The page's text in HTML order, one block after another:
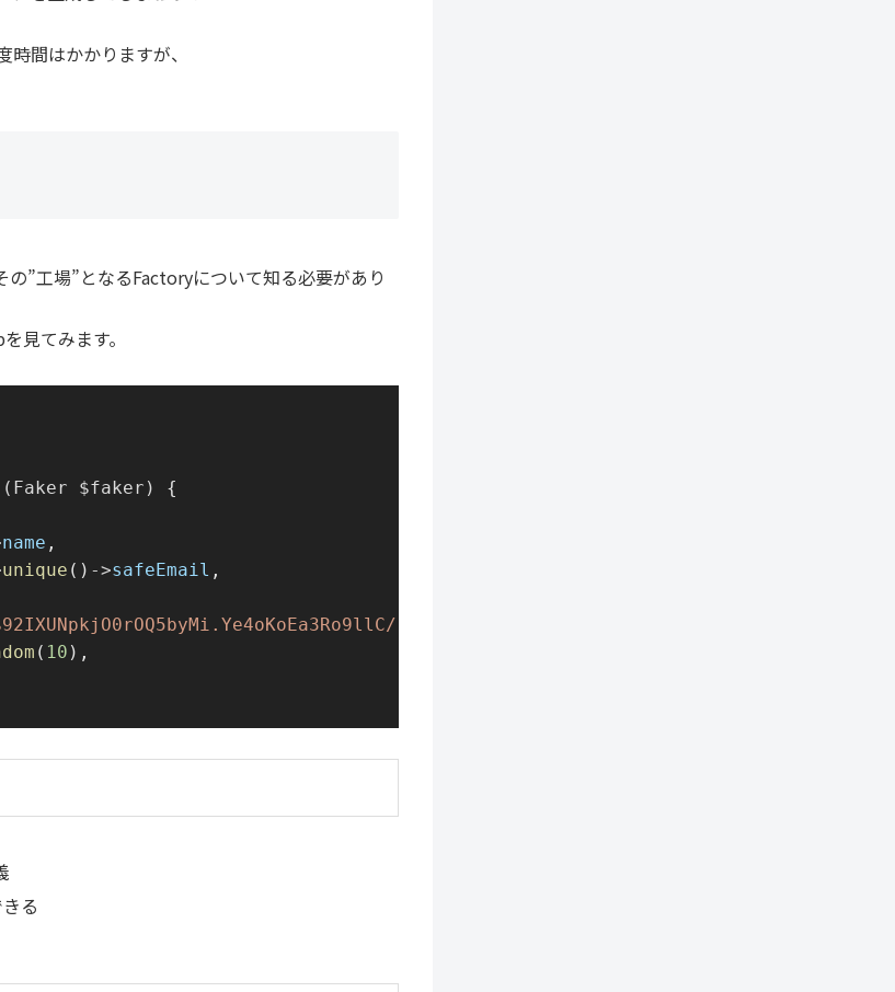
間はかかりますが、
”工場”となるFactoryについて知る必要があり
見てみます。
( Faker $faker )
{
name ,
unique () ->safeEmail ,
.og/at2.uheWG/igi'
( 10 ),
る